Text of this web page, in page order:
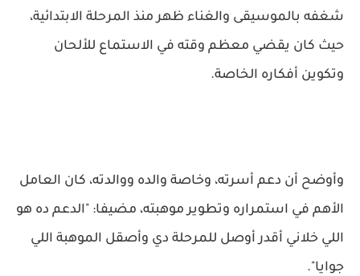
شغفه بالموسيقى والغناء ظهر منذ المرحلة الابتدائية،
حيث كان يقضي معظم وقته في الاستماع للألحان
وتكوين أفكاره الخاصة.
وأوضح أن دعم أسرته، وخاصة والده ووالدته، كان العامل
الأهم في استمراره وتطوير موهبته، مضيفا: "الدعم ده هو
اللي خلاني أقدر أوصل للمرحلة دي وأصقل الموهبة اللي
جوايا".